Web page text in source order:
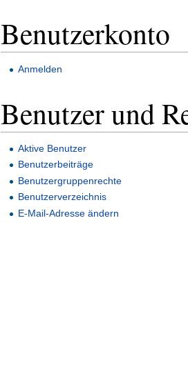
Benutzerkonto
Anmelden
Benutzer und
Aktive Benutzer
Benutzerbeiträge
Benutzergruppenrechte
Benutzerverzeichnis
E-Mail-Adresse ändern